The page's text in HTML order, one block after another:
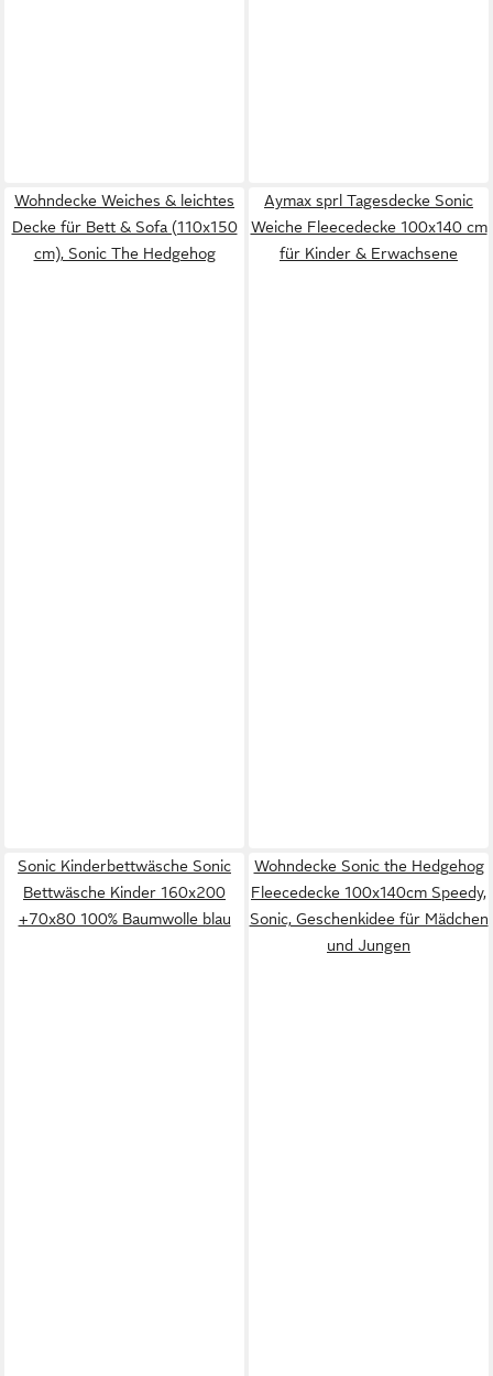
Wohndecke Weiches & leichtes
Decke für Bett & Sofa (110x150
cm), Sonic The Hedgehog
Aymax sprl Tagesdecke Sonic
Weiche Fleecedecke 100x140 cm
für Kinder & Erwachsene
Sonic Kinderbettwäsche Sonic
Bettwäsche Kinder 160x200
+70x80 100% Baumwolle blau
Wohndecke Sonic the Hedgehog
Fleecedecke 100x140cm Speedy,
Sonic, Geschenkidee für Mädchen
und Jungen